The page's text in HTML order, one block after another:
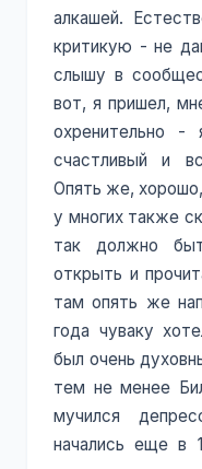
алкашей.
критикую - не
слышу в
вот, я пришел,
охренительно -
счастливый и
Опять же,
у многих также
так должно
открыть и
там опять же
года чуваку
был очень
тем не менее
мучился
начались еще в